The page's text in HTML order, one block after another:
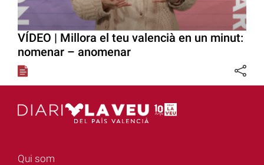
VÍDEO | Millora el teu valencià en un minut:
nomenar – anomenar
Qui som